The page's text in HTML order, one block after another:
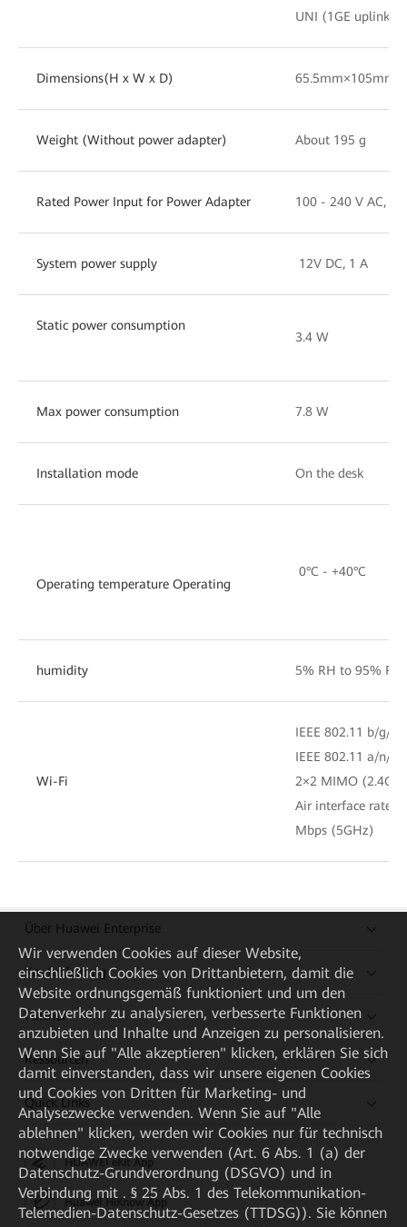
UNI (1GE uplink):
Dimensions(H x W x D)
Weight (Without power adapter) About 195 g
Rated Power Input for Power Adapter 100 - 240 V AC,
System power supply 12V DC, 1 A
Static power consumption
3.4 W
Max power consumption 7.8 W
Installation mode On the desk
Operating temperature Operating
0°C - +40°C
humidity 5% RH to 95%
Wi-Fi
IEEE 802.11 b/g/n
IEEE 802.11 a/n/
2×2 MIMO
Air interface rate
Mbps (5GHz)
Über Huawei Enterprise
Kaufanleitung
Partner
Ressourcen
Quick Links
HUAWEI eKit App
Huawei HiKnow App
Wir verwenden Cookies auf dieser Website,
einschließlich Cookies von Drittanbietern, damit die
Website ordnungsgemäß funktioniert und um den
Datenverkehr zu analysieren, verbesserte Funktionen
anzubieten und Inhalte und Anzeigen zu personalisieren.
Wenn Sie auf "Alle akzeptieren" klicken, erklären Sie sich
damit einverstanden, dass wir unsere eigenen Cookies
und Cookies von Dritten für Marketing- und
Analysezwecke verwenden. Wenn Sie auf "Alle
ablehnen" klicken, werden wir Cookies nur für technisch
notwendige Zwecke verwenden (Art. 6 Abs. 1 (a) der
Datenschutz-Grundverordnung (DSGVO) und in
Verbindung mit . § 25 Abs. 1 des Telekommunikation-
Telemedien-Datenschutz-Gesetzes (TTDSG)). Sie können